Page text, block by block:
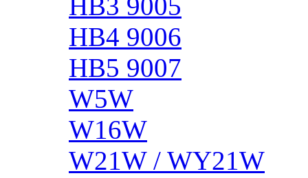
HB4 9006
HB5 9007
W5W
W16W
W21W / WY21W